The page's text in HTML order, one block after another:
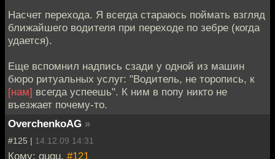
Насчет перехода. Я всегда стараюсь поймать взгляд
ближайшего водителя при переходе по зебре (когда
удается).
Еще вспомнил надпись сзади у одной из машин
бюро ритуальных услуг: "Водитель, не торопись, к
[нам] всегда успеешь". К ним в попу никто не
въезжает почему-то.
OverchenkoAG »
#125 | 14.12.09 14:31
Кому: ququ, #121